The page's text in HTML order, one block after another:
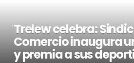
Trelew celebra:
Comercio inaugura
y premia a sus